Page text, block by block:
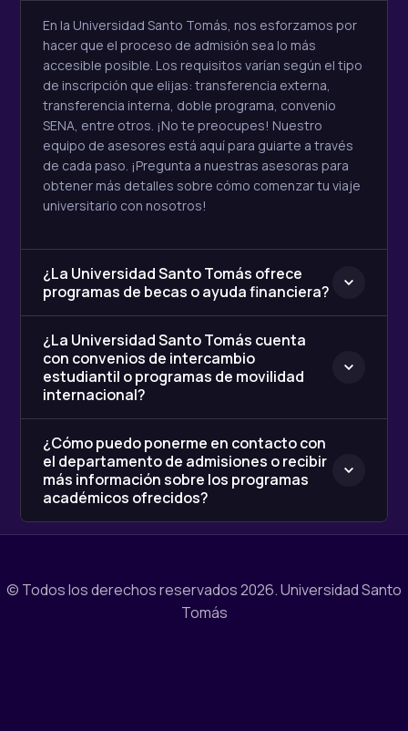
En la Universidad Santo Tomás, nos esforzamos por
hacer que el proceso de admisión sea lo más
accesible posible. Los requisitos varían según el tipo
de inscripción que elijas: transferencia externa,
transferencia interna, doble programa, convenio
SENA, entre otros. ¡No te preocupes! Nuestro
equipo de asesores está aquí para guiarte a través
de cada paso. ¡Pregunta a nuestras asesoras para
obtener más detalles sobre cómo comenzar tu viaje
universitario con nosotros!
¿La Universidad Santo Tomás ofrece
programas de becas o ayuda financiera?
¿La Universidad Santo Tomás cuenta
con convenios de intercambio
estudiantil o programas de movilidad
internacional?
¿Cómo puedo ponerme en contacto con
el departamento de admisiones o recibir
más información sobre los programas
académicos ofrecidos?
© Todos los derechos reservados 2026.Universidad Santo
Tomás